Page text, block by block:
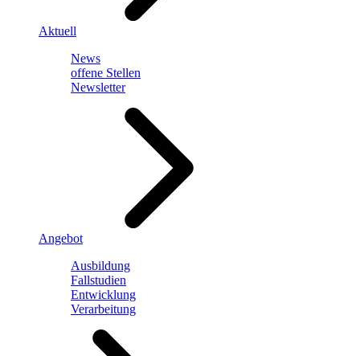
Aktuell
News
offene Stellen
Newsletter
Angebot
Ausbildung
Fallstudien
Entwicklung
Verarbeitung